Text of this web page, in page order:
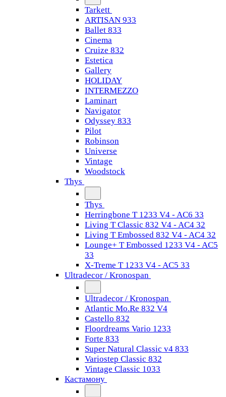
Tarkett
ARTISAN 933
Ballet 833
Cinema
Cruize 832
Estetica
Gallery
HOLIDAY
INTERMEZZO
Laminart
Navigator
Odyssey 833
Pilot
Robinson
Universe
Vintage
Woodstock
Thys
Thys
Herringbone T 1233 V4 - AC6 33
Living T Classic 832 V4 - AC4 32
Living T Embossed 832 V4 - AC4 32
Lounge+ T Embossed 1233 V4 - AC5
33
X-Treme T 1233 V4 - AC5 33
Ultradecor / Kronospan
Ultradecor / Kronospan
Atlantic Mo.Re 832 V4
Castello 832
Floordreams Vario 1233
Forte 833
Super Natural Classic v4 833
Variostep Classic 832
Vintage Classic 1033
Кастамону